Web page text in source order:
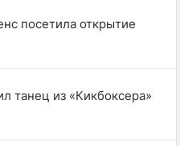
посетила открытие
танец из «Кикбоксера»